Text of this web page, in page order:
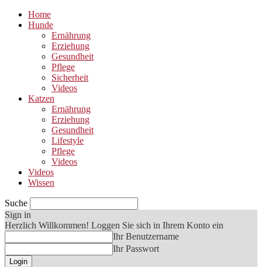
Home
Hunde
Ernährung
Erziehung
Gesundheit
Pflege
Sicherheit
Videos
Katzen
Ernährung
Erziehung
Gesundheit
Lifestyle
Pflege
Videos
Videos
Wissen
Suche
Sign in
Herzlich Willkommen! Loggen Sie sich in Ihrem Konto ein
Ihr Benutzername
Ihr Passwort